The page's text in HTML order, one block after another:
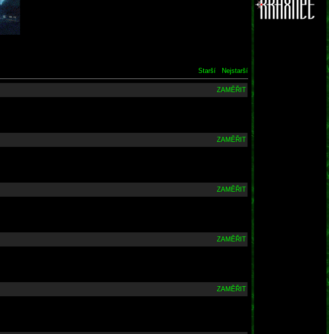
Starší Nejstarší
ZAMĚŘIT
ZAMĚŘIT
ZAMĚŘIT
ZAMĚŘIT
ZAMĚŘIT